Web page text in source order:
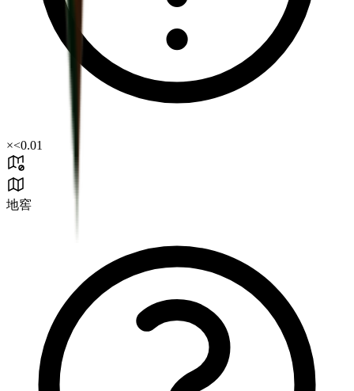
×<0.01
地窖